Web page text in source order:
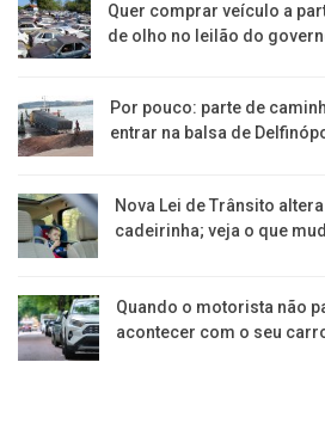
Quer comprar veículo a
de olho no leilão do
Por pouco: parte de
entrar na balsa de
Nova Lei de Trânsito
cadeirinha; veja o que
Quando o motorista não
acontecer com o seu